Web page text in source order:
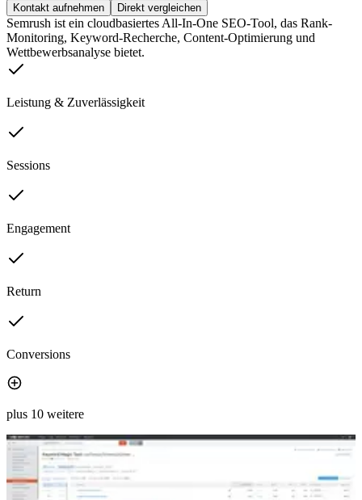
Kontakt aufnehmen Direkt vergleichen
Semrush ist ein cloudbasiertes All-In-One SEO-Tool, das Rank-
Monitoring, Keyword-Recherche, Content-Optimierung und
Wettbewerbsanalyse bietet.
Leistung & Zuverlässigkeit
Sessions
Engagement
Return
Conversions
plus 10 weitere